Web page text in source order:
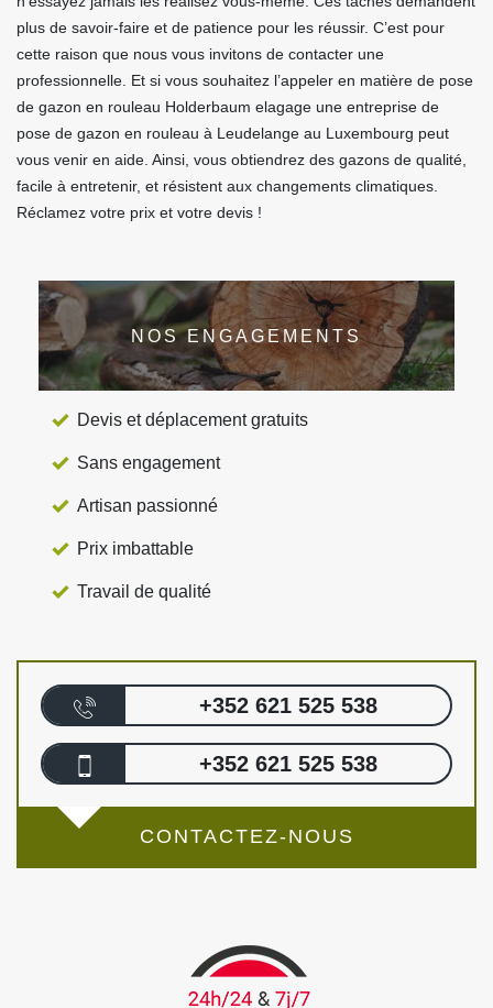
plus de savoir-faire et de patience pour les réussir. C’est pour
cette raison que nous vous invitons de contacter une
professionnelle. Et si vous souhaitez l’appeler en matière de pose
de gazon en rouleau Holderbaum elagage une entreprise de
pose de gazon en rouleau à Leudelange au Luxembourg peut
vous venir en aide. Ainsi, vous obtiendrez des gazons de qualité,
facile à entretenir, et résistent aux changements climatiques.
Réclamez votre prix et votre devis !
NOS ENGAGEMENTS
Devis et déplacement gratuits
Sans engagement
Artisan passionné
Prix imbattable
Travail de qualité
+352 621 525 538
+352 621 525 538
CONTACTEZ-NOUS